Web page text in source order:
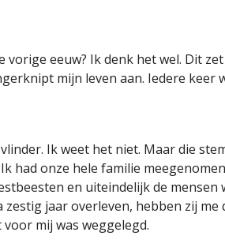
vorige eeuw? Ik denk het wel. Dit
mijn leven aan. Iedere keer
Ik weet het niet. Maar die
had onze hele familie
en uiteindelijk de mensen
jaar overleven, hebben zij me
mij was weggelegd.